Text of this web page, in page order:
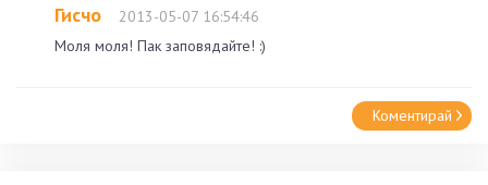
Гисчо
2013-05-07 16:54:46
Моля моля! Пак заповядайте! :)
Коментирай